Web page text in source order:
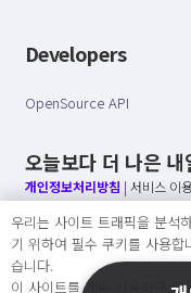
Developers
OpenSource API
오늘보다 더 나은
개인정보처리방침 | 서비스 이
○ 개인정보보호 컴플라이언
○ 정보주체의 권리를 보장하겠
○ 기업의 개인정보보호를 위
우리는 사이트 트래픽을 분석
기 위하여 필수 쿠키를 사용
습니다.
이 사이트를 계속 사용하면 쿠